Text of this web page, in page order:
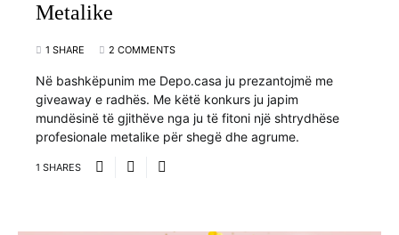
Metalike
1 SHARE 2 COMMENTS
Në bashkëpunim me Depo.casa ju prezantojmë me
giveaway e radhës. Me këtë konkurs ju japim
mundësinë të gjithëve nga ju të fitoni një shtrydhëse
profesionale metalike për shegë dhe agrume.
1 SHARES